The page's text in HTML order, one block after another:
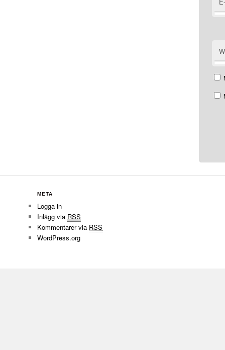
META
Logga in
Inlägg via RSS
Kommentarer via RSS
WordPress.org